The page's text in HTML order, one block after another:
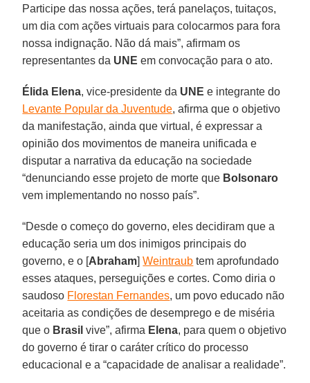
Participe das nossa ações, terá panelaços, tuitaços,
um dia com ações virtuais para colocarmos para fora
nossa indignação. Não dá mais”, afirmam os
representantes da UNE em convocação para o ato.
Élida Elena, vice-presidente da UNE e integrante do
Levante Popular da Juventude, afirma que o objetivo
da manifestação, ainda que virtual, é expressar a
opinião dos movimentos de maneira unificada e
disputar a narrativa da educação na sociedade
“denunciando esse projeto de morte que Bolsonaro
vem implementando no nosso país”.
“Desde o começo do governo, eles decidiram que a
educação seria um dos inimigos principais do
governo, e o [Abraham]Weintraub tem aprofundado
esses ataques, perseguições e cortes. Como diria o
saudoso Florestan Fernandes, um povo educado não
aceitaria as condições de desemprego e de miséria
que o Brasil vive”, afirma Elena, para quem o objetivo
do governo é tirar o caráter crítico do processo
educacional e a “capacidade de analisar a realidade”.